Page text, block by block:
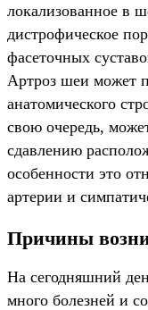
локализованное в
дистрофическое
фасеточных
Артроз шеи может
анатомического
свою очередь,
сдавлению
особенности это
артерии и
Причины
На сегодняшний
много болезней и